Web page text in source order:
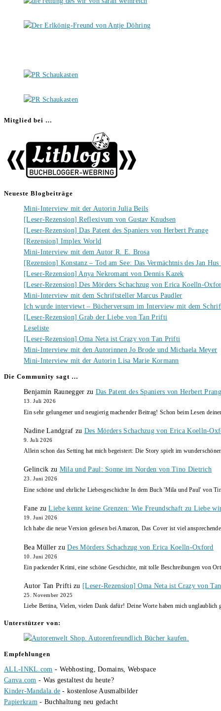
Mitglied bei …
Neueste Blogbeiträge
Mini-Interview mit der Autorin Julia Beils
[Leser-Rezension] Reflexivum von Gustav Knudsen
[Leser-Rezension] Das Patent des Spaniers von Herbert Prange
[Rezension] Implex World
Mini-Interview mit dem Autor R. E. Brosa
[Rezension] Konstanz – Tod am See: Das Vermächtnis des Jan
[Leser-Rezension] Anya Nekromant von Dennis Kazek
[Leser-Rezension] Des Mörders Schachzug von Erica Koelln-
Mini-Interview mit dem Schriftsteller Marcus Paudler
Ich wurde interviewt – Bücherversum im Interview mit dem
[Leser-Rezension] Grab der Liebe von Tan Prifti
Leseliste
[Leser-Rezension] Oma Neta ist Crazy von Tan Prifti
Mini-Interview mit den Autorinnen Jo Brode und Michaela Meyer
Mini-Interview mit der Autorin Lisa Marie Kormann
Die Community sagt …
Benjamin Raunegger zu Das Patent des Spaniers von Herbert
13. Juli 2026
Ein sehr gelungener und neugierig machender Beitrag! Schon beim Lesen
Nadine Landgraf zu Des Mörders Schachzug von Erica Koelln-
9. Juli 2026
Allein schon das Setting hat mich begeistert: Die Story spielt im
Gelincik zu Mila und Paul: Sonne im Norden von Tino Dietrich
23. Juni 2026
Eine schöne und ehrliche Liebesgeschichte In dem Buch 'Mila und Paul' von
Fane zuLiebe kennt keine Grenzen: Wie Freundschaft zu Liebe
19. Juni 2026
Ich habe die neue Version gelesen bei Amazon, Das Cover ist viel
Bea Müller zuDes Mörders Schachzug von Erica Koelln-Oxford
10. Juni 2026
Ein packender Krimi, eine schöne Geschichte, mit tolle Beschreibungen von
Autor Tan Priftizu [Leser-Rezension] Oma Neta ist Crazy von
25. November 2025
Liebe Bettina, Vielen, vielen Dank dafür! Deine Worte haben mich unglaublich
Unterstützer von:
Empfehlungen
ALL-INKL.com - Webhosting, Domains, Webspace
Canva.com - Was gestaltest du heute?
Kinder-Mandala.de - kostenlose Ausmalbilder
Papierkram - Buchhaltung neu gedacht